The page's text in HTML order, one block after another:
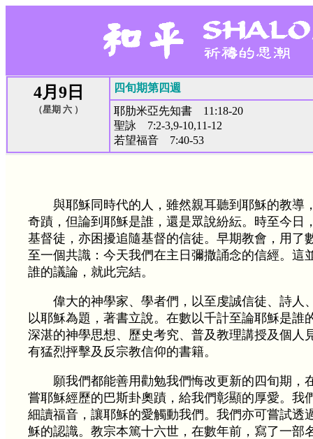
4月9日
（星期 六 ）
四旬期第四週
耶肋米亞先知書 11:18-20
聖詠 7:2-3,9-10,11-12
若望福音 7:40-53
與耶穌同時代的人，雖然親耳聽到耶穌的教導
奇蹟，但論到耶穌是誰，還是眾說紛紜。時至今日
基督徒，亦困擾追隨基督的信徒。早期教會，用了
至一個共識：今天我們在主日彌撒誦念的信經。這
誰的議論，就此完結。
偉大的神學家、學者們，以至虔誠信徒、詩人
以耶穌為題，著書立說。在數以千計至論耶穌是誰
深湛的神學思想、歷史考究、普及教理講授及個人
有猛烈抨擊及反宗教信仰的書籍。
願我們都能善用勸勉我們悔改更新的四旬期，
嘗耶穌經歷的巴斯卦奧蹟，給我們彰顯的厚愛。我
細讀福音，讓耶穌的愛觸動我們。我們亦可嘗試透
穌的認識。教宗本篤十六世，在數年前，寫了一部